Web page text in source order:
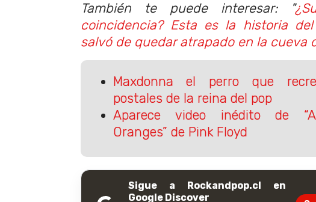
También te puede interesar: "
coincidencia? Esta es la historia
salvó de quedar atrapado en la cueva
Maxdonna el perro que
postales de la reina del pop
Aparece video inédito de
Oranges” de Pink Floyd
Sigue a Rockandpop.cl en
Google Discover